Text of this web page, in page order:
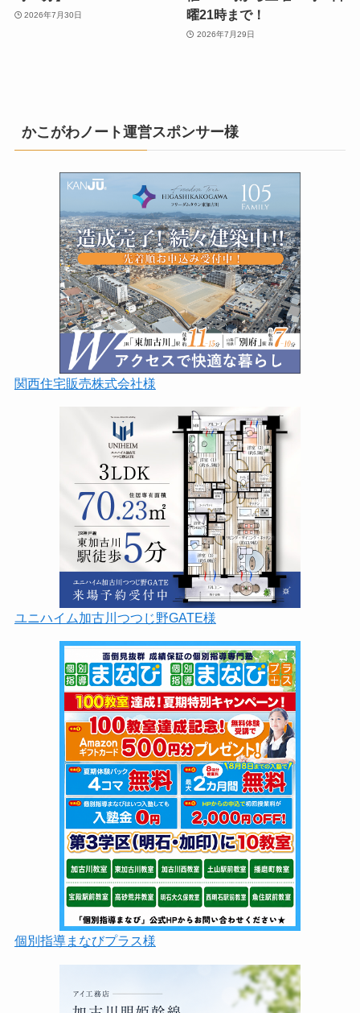
2026年7月30日
曜21時まで！
2026年7月29日
かこがわノート運営スポンサー様
関西住宅販売株式会社様
ユニハイム加古川つつじ野GATE様
個別指導まなびプラス様